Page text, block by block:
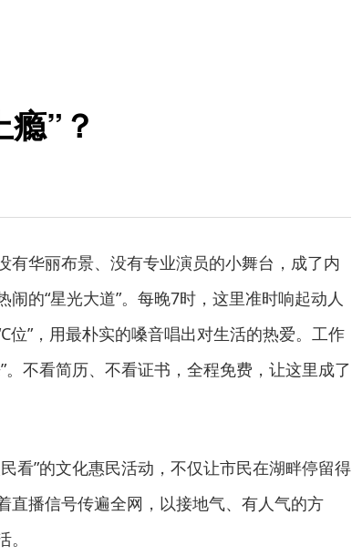
”？
有华丽布景、没有专业演员的小舞台，成了内
的“星光大道”。每晚7时，这里准时响起动人
位”，用最朴实的嗓音唱出对生活的热爱。工作
。不看简历、不看证书，全程免费，让这里成了
看”的文化惠民活动，不仅让市民在湖畔停留得
直播信号传遍全网，以接地气、有人气的方